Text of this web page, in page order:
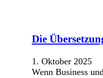
Die
1. Oktober 2025
Wenn Business